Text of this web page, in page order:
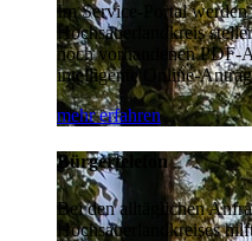
Im Service-Portal
Hochsauerlandkreis
noch vorhandenen PDF-
intelligente Online-
mehr erfahren
Bürgertelefon
Bei den alltäglichen
Hochsauerlandkreises